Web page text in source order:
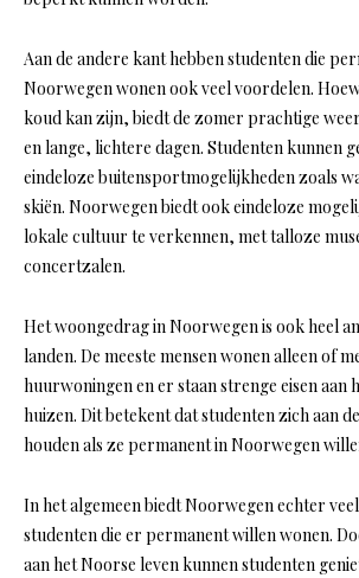
Aan de andere kant hebben studenten die
Noorwegen wonen ook veel voordelen.
koud kan zijn, biedt de zomer prachtige
en lange, lichtere dagen. Studenten kunnen
eindeloze buitensportmogelijkheden zoals
skiën. Noorwegen biedt ook eindeloze
lokale cultuur te verkennen, met talloze
concertzalen.
Het woongedrag in Noorwegen is ook heel
landen. De meeste mensen wonen alleen of
huurwoningen en er staan ​​strenge eisen aan
huizen. Dit betekent dat studenten zich aan
houden als ze permanent in Noorwegen
In het algemeen biedt Noorwegen echter
studenten die er permanent willen wonen.
aan het Noorse leven kunnen studenten